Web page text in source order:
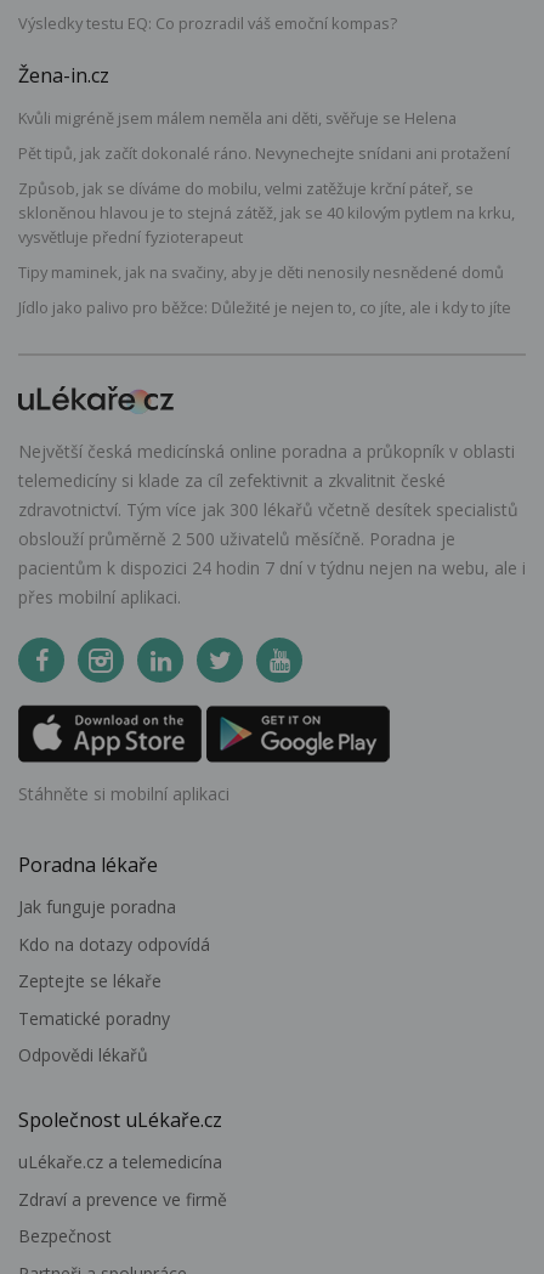
Výsledky testu EQ: Co prozradil váš emoční kompas?
Žena-in.cz
Kvůli migréně jsem málem neměla ani děti, svěřuje se Helena
Pět tipů, jak začít dokonalé ráno. Nevynechejte snídani ani protažení
Způsob, jak se díváme do mobilu, velmi zatěžuje krční páteř, se
skloněnou hlavou je to stejná zátěž, jak se 40 kilovým pytlem na krku,
vysvětluje přední fyzioterapeut
Tipy maminek, jak na svačiny, aby je děti nenosily nesnědené domů
Jídlo jako palivo pro běžce: Důležité je nejen to, co jíte, ale i kdy to jíte
Největší česká medicínská online poradna a průkopník v oblasti
telemedicíny si klade za cíl zefektivnit a zkvalitnit české
zdravotnictví. Tým více jak 300 lékařů včetně desítek specialistů
obslouží průměrně 2 500 uživatelů měsíčně. Poradna je
pacientům k dispozici 24 hodin 7 dní v týdnu nejen na webu, ale i
přes mobilní aplikaci.
Stáhněte si mobilní aplikaci
Poradna lékaře
Jak funguje poradna
Kdo na dotazy odpovídá
Zeptejte se lékaře
Tematické poradny
Odpovědi lékařů
Společnost uLékaře.cz
uLékaře.cz a telemedicína
Zdraví a prevence ve firmě
Bezpečnost